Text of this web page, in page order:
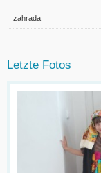
zahrada
Letzte Fotos